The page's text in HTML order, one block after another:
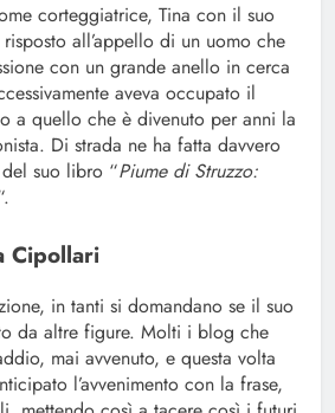
corteggiatrice, Tina con il suo
all’appello di un uomo che
con un grande anello in cerca
aveva occupato il
a quello che è divenuto per anni la
Di strada ne ha fatta davvero
suo libro “Piume di Struzzo:
Cipollari
in tanti si domandano se il suo
da altre figure. Molti i blog che
mai avvenuto, e questa volta
l’avvenimento con la frase,